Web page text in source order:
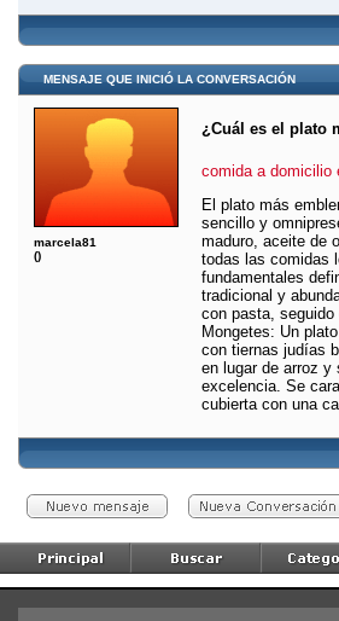
MENSAJE QUE INICIÓ LA CONVERSACIÓN
marcela81
()
¿Cuál es el plato
comida a domicilio
El plato más
sencillo y
maduro, aceite de
todas las comidas
fundamentales
tradicional y
con pasta,
Mongetes: Un
con tiernas judías
en lugar de arroz y
excelencia. Se
cubierta con una